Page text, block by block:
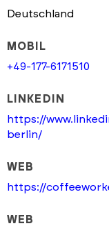
Deutschland
MOBIL
+49-177-6171510
LINKEDIN
https://
berlin/
WEB
https://
WEB